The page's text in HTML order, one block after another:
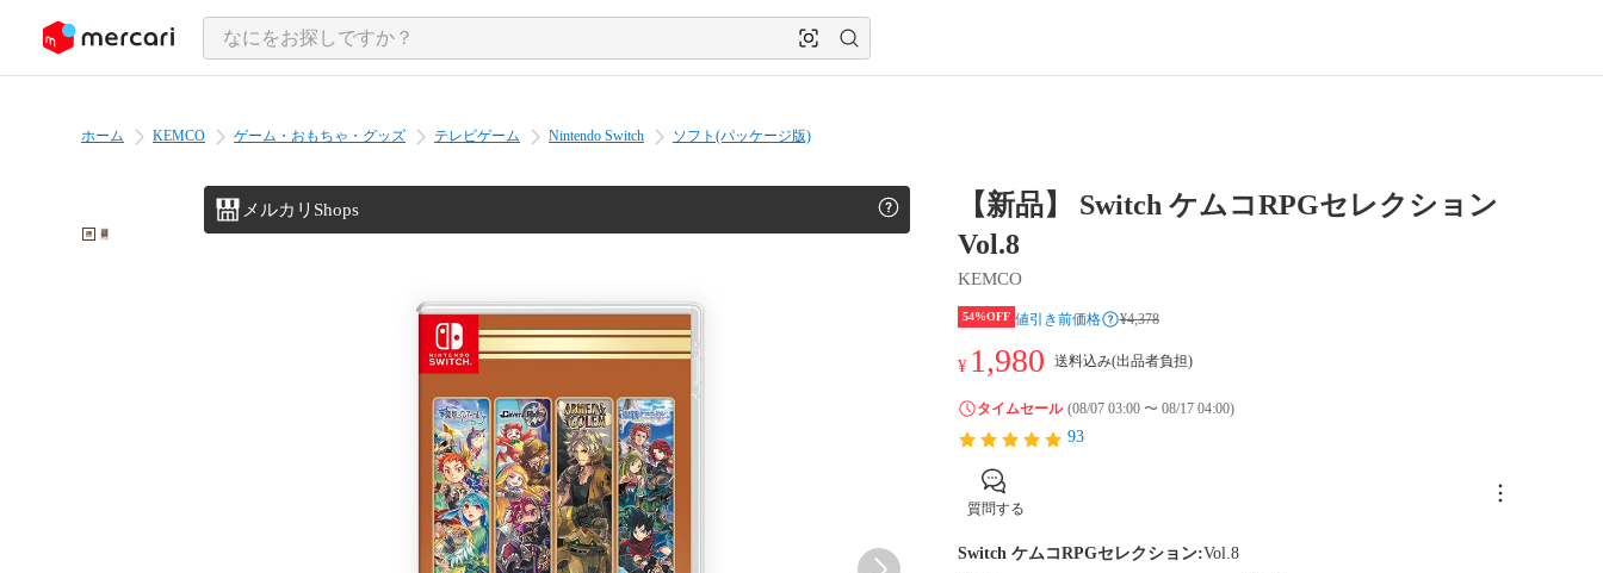
ツにスキップ
ホーム KEMCO ゲーム・おもちゃ・グッズ テレビゲーム Nintendo Switch ソフト(パッケージ版)
メルカリShops
【新品】 Switch ケムコRPGセレクション
Vol.8
KEMCO
54%OFF 値引き前価格 ¥4,378
¥ 1,980 送料込み(出品者負担)
タイムセール (08/07 03:00 〜 08/17 04:00)
93
質問する
Switch ケムコRPGセレクション:Vol.8